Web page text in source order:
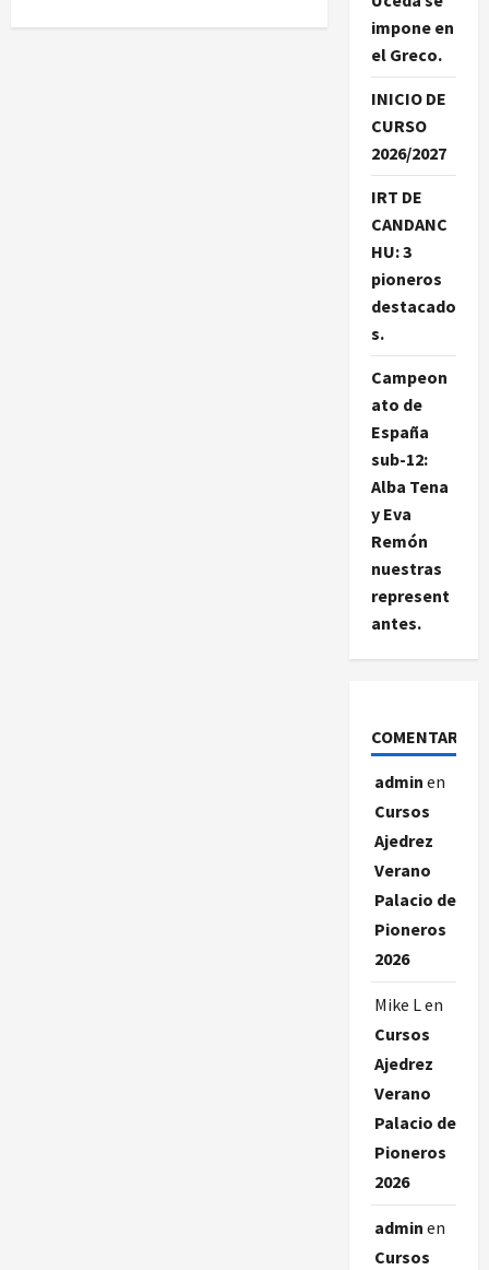
impone en
el Greco.
INICIO DE
CURSO
2026/2027
IRT DE
CANDANC
HU: 3
pioneros
destacado
s.
Campeon
ato de
España
sub-12:
Alba Tena
y Eva
Remón
nuestras
represent
antes.
COMENTARIOS
admin en
Cursos
Ajedrez
Verano
Palacio de
Pioneros
2026
Mike Len
Cursos
Ajedrez
Verano
Palacio de
Pioneros
2026
admin en
Cursos